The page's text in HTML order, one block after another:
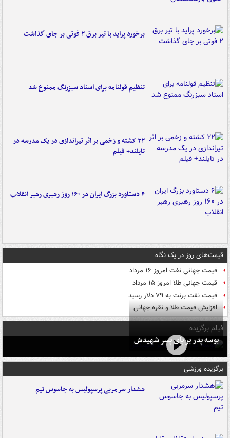
برخورد پراید با تیر برق ۲ فوتی بر جای گذاشت
تنظیم قولنامه برای اسناد سبزرنگ ممنوع شد
۲۲ کشته و زخمی بر اثر تیراندازی در یک مدرسه در
تایلند+ فیلم
۶ دستاورد بزرگ ایران در ۱۶۰ روز رهبری رهبر انقلاب
قیمت‌های روز در یک نگاه
قیمت جهانی نفت امروز ۱۶ مرداد
قیمت جهانی طلا امروز ۱۵ مرداد
قیمت نفت برنت به ۷۹ دلار رسید
افزایش قیمت طلا و نقره جهانی
فیلم برگزیده
بوسه‌ پدر بر پای پسر شهیدش
برگزیده ورزشی
هشدار سرمربی پرسپولیس به جاسوس تیم